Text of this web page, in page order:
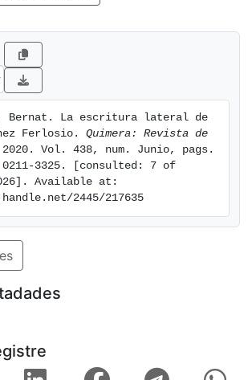
Bernat. La escritura lateral de
Ferlosio. Quimera: Revista de
Vol. 438, num. Junio, pags.
0211-3325. [consulted: 7 of
Available at:
2445/217635